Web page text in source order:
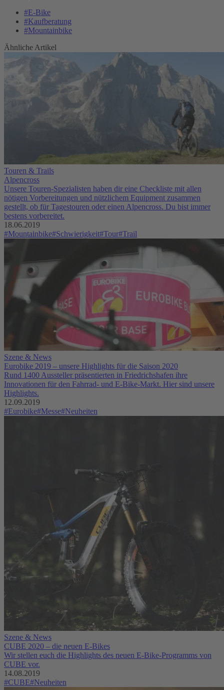
#E-Bike
#Kaufberatung
#Mountainbike
Ähnliche Artikel
Touren & Trails
Alpencross
Unsere Touren-Spezialisten haben dir eine Checkliste mit allen
nötigen Vorbereitungen und nützlichem Equipment zusammen
gestellt, ob für Tagestouren oder einen Alpencross. Du bist immer
bestens vorbereitet.
18.06.2019
#Mountainbike#Schwierigkeit#Tour#Trail
Szene & News
Eurobike 2019 – unsere Highlights für die Saison 2020
Rund 1400 Aussteller präsentierten in Friedrichshafen ihre
Innovationen für den Fahrrad- und E-Bike-Markt. Hier sind unsere
Highlights.
12.09.2019
#Eurobike#Messe#Neuheiten
Szene & News
CUBE 2020 – die neuen E-Bikes
Wir stellen euch die Highlights des neuen E-Bike-Programms von
CUBE vor.
14.08.2019
#CUBE#Neuheiten